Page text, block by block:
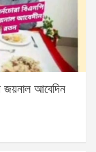
জয়নাল আবেদিন